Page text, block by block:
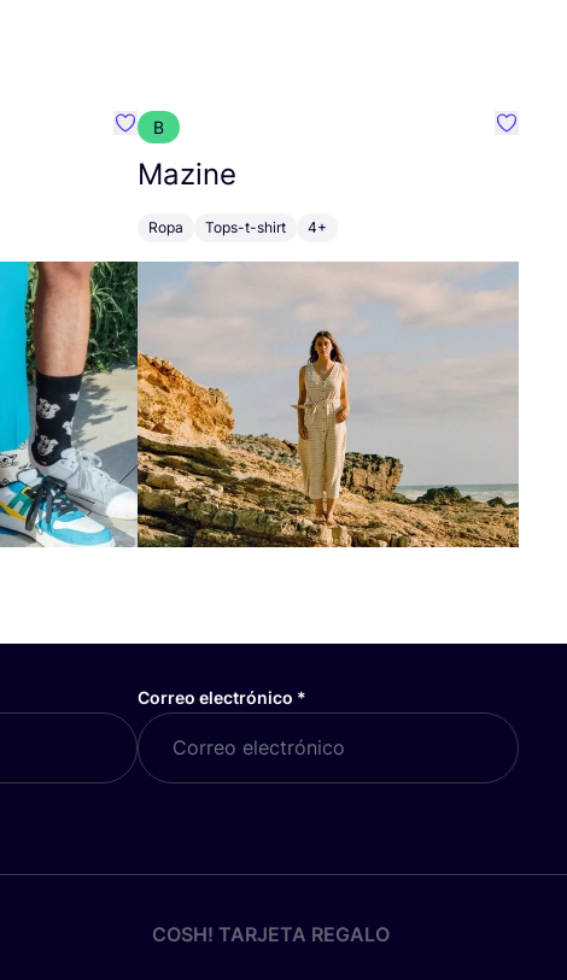
Favoritos {nombre}
B
Mazine
Ropa Tops-t-shirt 4+
Correo electrónico *
COSH! TARJETA REGALO